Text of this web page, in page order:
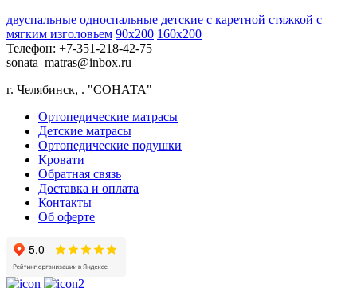
двуспальные односпальные детские с каретной стяжкой с
мягким изголовьем 90х200 160х200
Телефон: +7-351-218-42-75
sonata_matras@inbox.ru
г. Челябинск, . "СОНАТА"
Ортопедические матрасы
Детские матрасы
Ортопедические подушки
Кровати
Обратная связь
Доставка и оплата
Контакты
Об оферте